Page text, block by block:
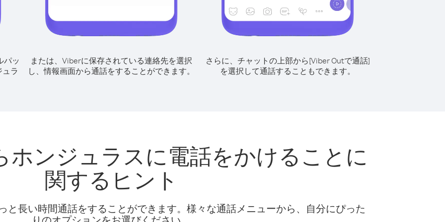
パッ
ラ
または、Viberに保存されている連絡先を選択
し、情報画面から通話をすることができます。
さらに、チャットの上部から[Viber Outで通話]
を選択して通話することもできます。
ホンジュラスに電話をかけることに
関するヒント
と長い時間通話をすることができます。様々な通話メニューから、自分にぴった